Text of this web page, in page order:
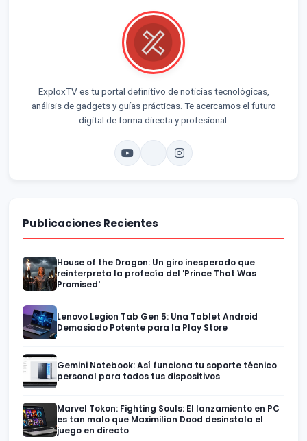
ExploxTV es tu portal definitivo de noticias tecnológicas,
análisis de gadgets y guías prácticas. Te acercamos el futuro
digital de forma directa y profesional.
Publicaciones Recientes
House of the Dragon: Un giro inesperado que
reinterpreta la profecía del 'Prince That Was
Promised'
Lenovo Legion Tab Gen 5: Una Tablet Android
Demasiado Potente para la Play Store
Gemini Notebook: Así funciona tu soporte técnico
personal para todos tus dispositivos
Marvel Tokon: Fighting Souls: El lanzamiento en PC
es tan malo que Maximilian Dood desinstala el
juego en directo